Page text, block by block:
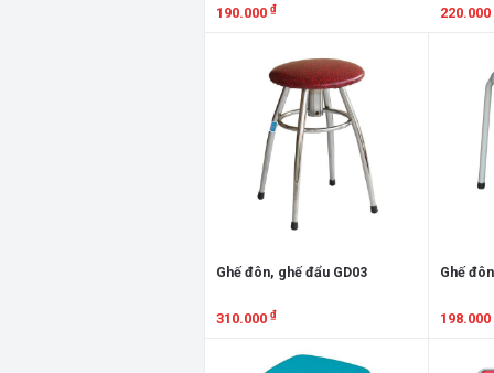
190.000 ₫ 220.000
Ghế đôn, ghế đẩu GD03
310.000 ₫
Ghế
198.000